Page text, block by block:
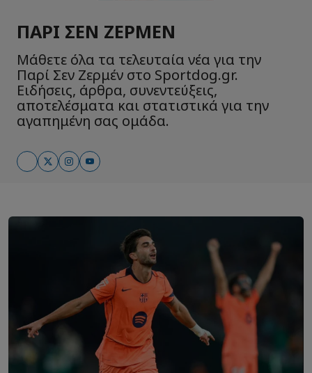
ΠΑΡΊ ΣΕΝ ΖΕΡΜΈΝ
Μάθετε όλα τα τελευταία νέα για την
Παρί Σεν Ζερμέν στο Sportdog.gr.
Ειδήσεις, άρθρα, συνεντεύξεις,
αποτελέσματα και στατιστικά για την
αγαπημένη σας ομάδα.